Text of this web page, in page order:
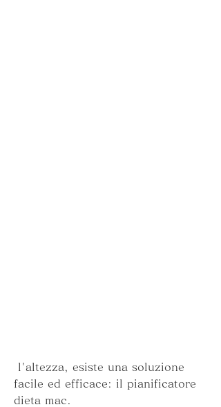
facile ed efficace: il pianificatore
dieta mac.